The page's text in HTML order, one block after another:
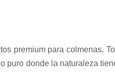
premium para colmenas.
puro donde la naturaleza